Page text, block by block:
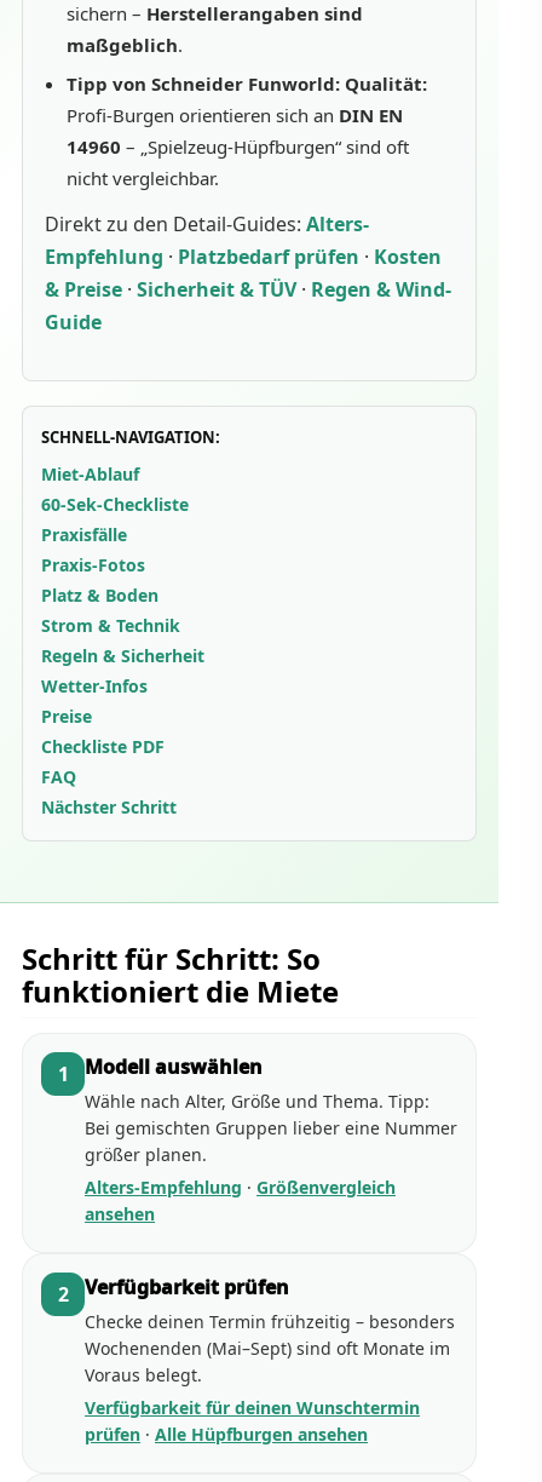
sichern – Herstellerangaben sind
maßgeblich.
Tipp von Schneider Funworld: Qualität:
Profi-Burgen orientieren sich an DIN EN
14960 – „Spielzeug-Hüpfburgen“ sind oft
nicht vergleichbar.
Direkt zu den Detail-Guides: Alters-
Empfehlung · Platzbedarf prüfen · Kosten
& Preise · Sicherheit & TÜV· Regen & Wind-
Guide
SCHNELL-NAVIGATION:
Miet-Ablauf
60-Sek-Checkliste
Praxisfälle
Praxis-Fotos
Platz & Boden
Strom & Technik
Regeln & Sicherheit
Wetter-Infos
Preise
Checkliste PDF
FAQ
Nächster Schritt
Schritt für Schritt: So
funktioniert die Miete
1 Modell auswählen
Wähle nach Alter, Größe und Thema. Tipp:
Bei gemischten Gruppen lieber eine Nummer
größer planen.
Alters-Empfehlung · Größenvergleich
ansehen
2 Verfügbarkeit prüfen
Checke deinen Termin frühzeitig – besonders
Wochenenden (Mai–Sept) sind oft Monate im
Voraus belegt.
Verfügbarkeit für deinen Wunschtermin
prüfen · Alle Hüpfburgen ansehen